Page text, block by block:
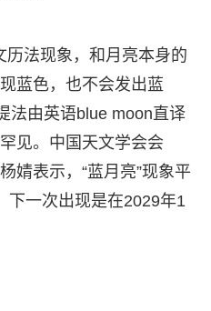
历法现象，和月亮本身的
蓝色，也不会发出蓝
法由英语blue moon直译
见。中国天文学会会
婧表示，“蓝月亮”现象平
下一次出现是在2029年1